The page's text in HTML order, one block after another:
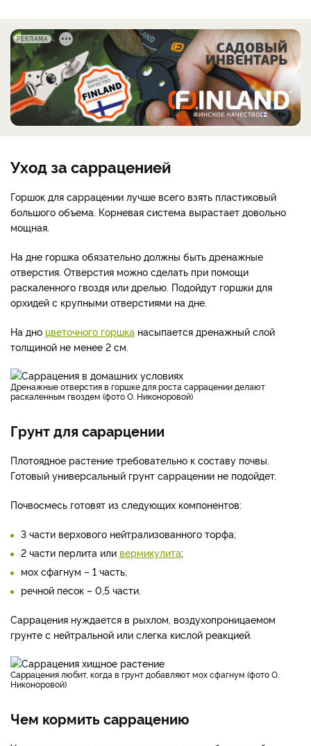
РЕКЛАМА
Уход за сарраценией
Горшок для саррацении лучше всего взять пластиковый
большого объема. Корневая система вырастает довольно
мощная.
На дне горшка обязательно должны быть дренажные
отверстия. Отверстия можно сделать при помощи
раскаленного гвоздя или дрелью. Подойдут горшки для
орхидей с крупными отверстиями на дне.
На дно цветочного горшка насыпается дренажный слой
толщиной не менее 2 см.
Дренажные отверстия в горшке для роста саррацении делают
раскаленным гвоздем (фото О. Никоноровой)
Грунт для сарарцении
Плотоядное растение требовательно к составу почвы.
Готовый универсальный грунт саррацении не подойдет.
Почвосмесь готовят из следующих компонентов:
3 части верхового нейтрализованного торфа;
2 части перлита или вермикулита;
мох сфагнум – 1 часть;
речной песок – 0,5 части.
Саррацения нуждается в рыхлом, воздухопроницаемом
грунте с нейтральной или слегка кислой реакцией.
Саррацения любит, когда в грунт добавляют мох сфагнум (фото О.
Никоноровой)
Чем кормить саррацению